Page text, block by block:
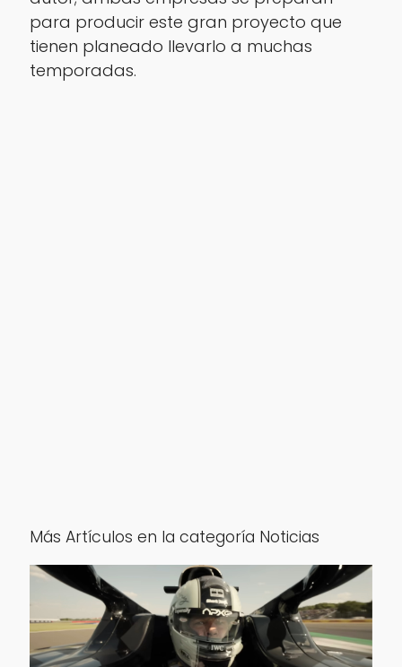
para producir este gran proyecto que
tienen planeado llevarlo a muchas
temporadas.
Más Artículos en la categoría Noticias